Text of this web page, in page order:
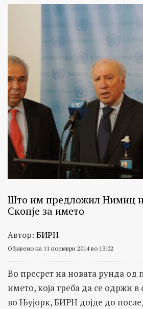
Што им предложил Нимиц
Скопје за името
Автор: БИРН
Објавено на 11 ноември 2014 во 13:02
Во пресрет на новата рунда од
името, која треба да се одржи
во Њујорк, БИРН дојде до